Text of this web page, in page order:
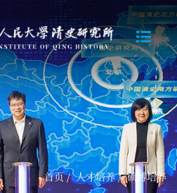
首页/人才培养/硕博培养